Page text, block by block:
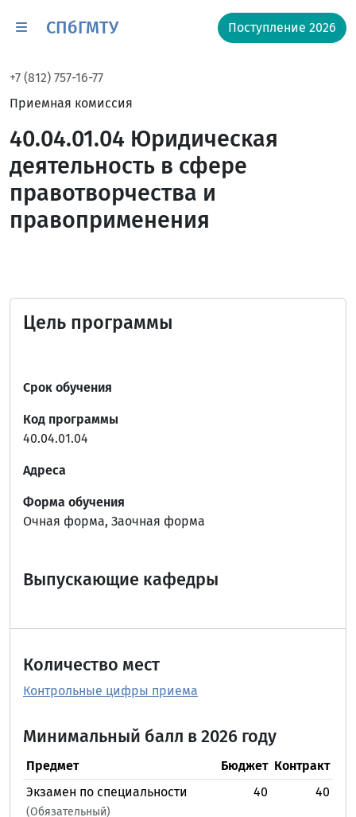
СПбГМТУ Поступление 2026
+7 (812) 757-16-77
Приемная комиссия
40.04.01.04 Юридическая
деятельность в сфере
правотворчества и
правоприменения
Цель программы
Срок обучения
Код программы
40.04.01.04
Адреса
Форма обучения
Очная форма, Заочная форма
Выпускающие кафедры
Количество мест
Контрольные цифры приема
Минимальный балл в 2026 году
Предмет Бюджет Контракт
Экзамен по специальности
(Обязательный)
40 40